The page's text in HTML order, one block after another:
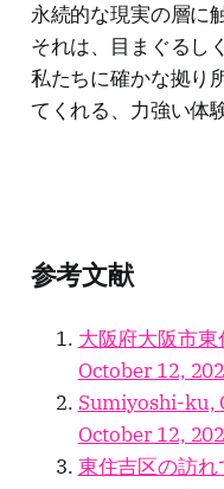
永続的な現実の層に
それは、目まぐるし
私たちに確かな拠り
てくれる、力強い体
参考文献
大阪府大阪市
October 12,
Sumiyoshi-ku,
October 12,
東住吉区の訪